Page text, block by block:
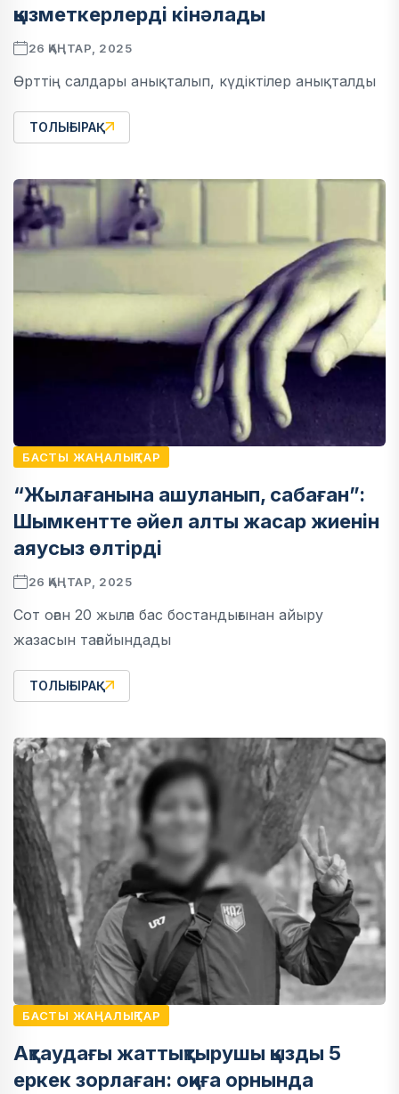
қызметкерлерді кінәлады
26 ҚАҢТАР, 2025
Өрттің салдары анықталып, күдіктілер анықталды
ТОЛЫҒЫРАҚ
БАСТЫ ЖАҢАЛЫҚТАР
“Жылағанына ашуланып, сабаған”:
Шымкентте әйел алты жасар жиенін
аяусыз өлтірді
26 ҚАҢТАР, 2025
Сот оған 20 жылға бас бостандығынан айыру
жазасын тағайындады
ТОЛЫҒЫРАҚ
БАСТЫ ЖАҢАЛЫҚТАР
Ақтаудағы жаттықтырушы қызды 5
еркек зорлаған: оқиға орнында